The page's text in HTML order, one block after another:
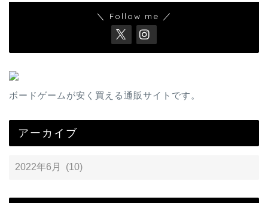
＼ Follow me ／
ボードゲームが安く買える通販サイトです。
アーカイブ